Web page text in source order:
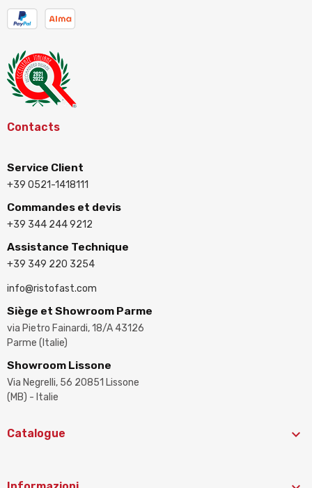
Contacts
Service Client
+39 0521-1418111
Commandes et devis
+39 344 244 9212
Assistance Technique
+39 349 220 3254
info@ristofast.com
Siège et Showroom Parme
via Pietro Fainardi, 18/A 43126
Parme (Italie)
Showroom Lissone
Via Negrelli, 56 20851 Lissone
(MB) - Italie
Catalogue 